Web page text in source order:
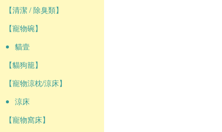
【清潔 / 除臭類】
【寵物碗】
貓壹
【貓狗籠】
【寵物涼枕/涼床】
涼床
【寵物窩床】